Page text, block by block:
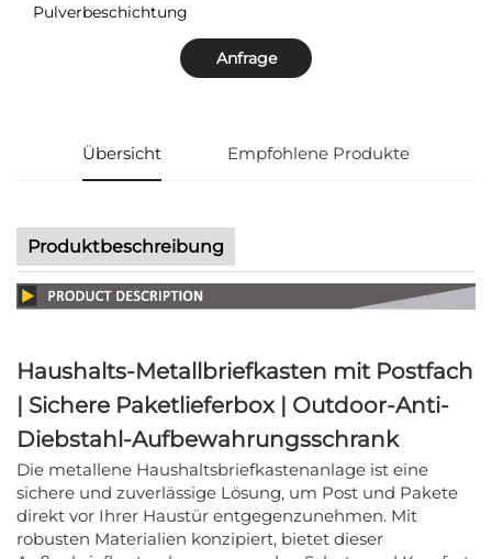
Pulverbeschichtung
Anfrage
Übersicht Empfohlene Produkte
Produktbeschreibung
Haushalts-Metallbriefkasten mit Postfach
| Sichere Paketlieferbox | Outdoor-Anti-
Diebstahl-Aufbewahrungsschrank
Die metallene Haushaltsbriefkastenanlage ist eine
sichere und zuverlässige Lösung, um Post und Pakete
direkt vor Ihrer Haustür entgegenzunehmen. Mit
robusten Materialien konzipiert, bietet dieser